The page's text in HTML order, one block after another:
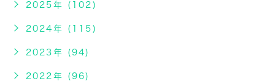
2025年 (102)
2024年 (115)
2023年 (94)
2022年 (96)